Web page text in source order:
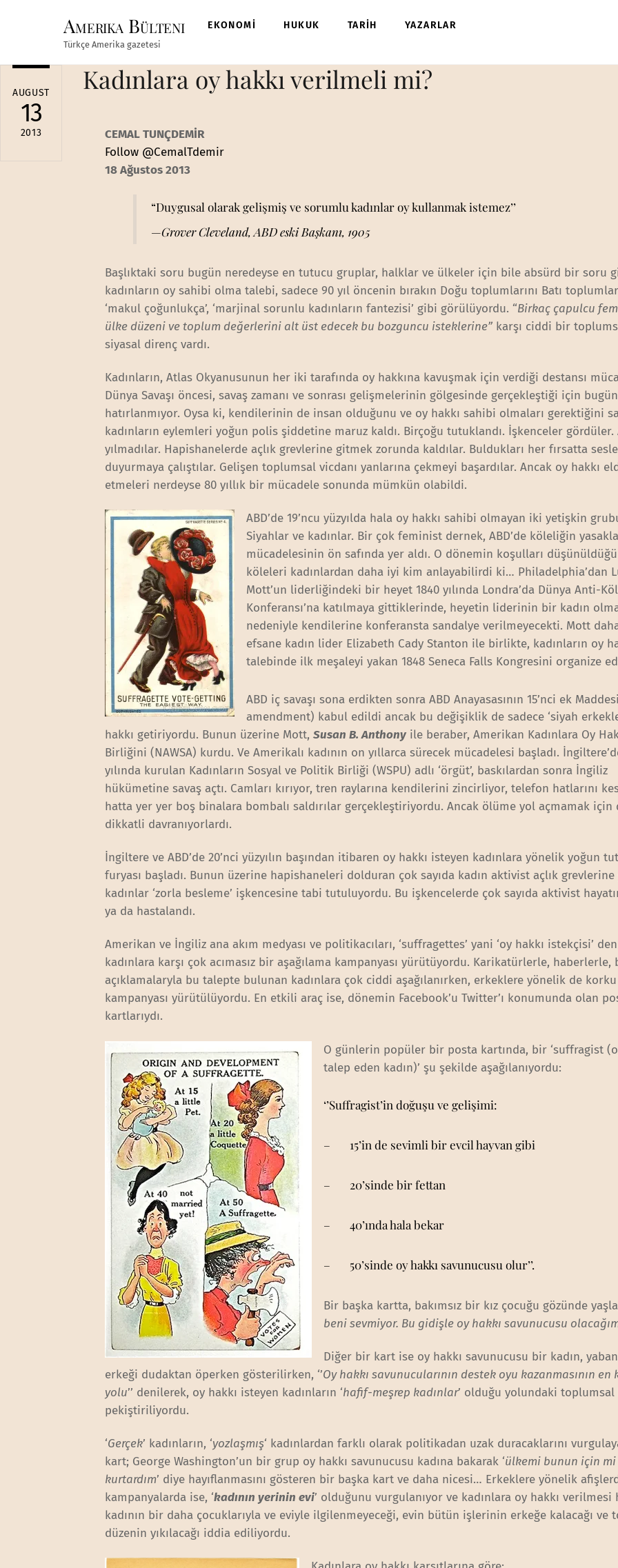
Amerika Bülteni
Türkçe Amerika gazetesi
EKONOMİ HUKUK TARİH YAZARLAR
AUGUST
13
2013
Kadınlara oy hakkı verilmeli mi?
CEMAL TUNÇDEMİR
Follow @CemalTdemir
18 Ağustos 2013
“Duygusal olarak gelişmiş ve sorumlu kadınlar oy kullanmak istemez’’
—Grover Cleveland, ABD eski Başkanı, 1905
Başlıktaki soru bugün neredeyse en tutucu gruplar, halklar ve ülkeler için bile absürd bir soru
kadınların oy sahibi olma talebi, sadece 90 yıl öncenin bırakın Doğu toplumlarını Batı
‘makul çoğunlukça’, ‘marjinal sorunlu kadınların fantezisi’ gibi görülüyordu. “Birkaç çapulcu
ülke düzeni ve toplum değerlerini alt üst edecek bu bozguncu isteklerine” karşı ciddi bir
siyasal direnç vardı.
Kadınların, Atlas Okyanusunun her iki tarafında oy hakkına kavuşmak için verdiği destansı
Dünya Savaşı öncesi, savaş zamanı ve sonrası gelişmelerinin gölgesinde gerçekleştiği için
hatırlanmıyor. Oysa ki, kendilerinin de insan olduğunu ve oy hakkı sahibi olmaları gerektiğini
kadınların eylemleri yoğun polis şiddetine maruz kaldı. Birçoğu tutuklandı. İşkenceler gördüler.
yılmadılar. Hapishanelerde açlık grevlerine gitmek zorunda kaldılar. Buldukları her fırsatta
duyurmaya çalıştılar. Gelişen toplumsal vicdanı yanlarına çekmeyi başardılar. Ancak oy hakkı
etmeleri nerdeyse 80 yıllık bir mücadele sonunda mümkün olabildi.
ABD’de 19’ncu yüzyılda hala oy hakkı sahibi olmayan iki yetişkin
Siyahlar ve kadınlar. Bir çok feminist dernek, ABD’de köleliğin
mücadelesinin ön safında yer aldı. O dönemin koşulları
köleleri kadınlardan daha iyi kim anlayabilirdi ki… Philadelphia’dan
Mott’un liderliğindeki bir heyet 1840 yılında Londra’da Dünya Anti-
Konferansı’na katılmaya gittiklerinde, heyetin liderinin bir kadın
nedeniyle kendilerine konferansta sandalye verilmeyecekti. Mott
efsane kadın lider Elizabeth Cady Stanton ile birlikte, kadınların oy
talebinde ilk meşaleyi yakan 1848 Seneca Falls Kongresini organize
ABD iç savaşı sona erdikten sonra ABD Anayasasının 15’nci ek
amendment) kabul edildi ancak bu değişiklik de sadece ‘siyah
hakkı getiriyordu. Bunun üzerine Mott,Susan B. Anthony ile beraber, Amerikan Kadınlara Oy
Birliğini (NAWSA) kurdu. Ve Amerikalı kadının on yıllarca sürecek mücadelesi başladı.
yılında kurulan Kadınların Sosyal ve Politik Birliği (WSPU) adlı ‘örgüt’, baskılardan sonra İngiliz
hükümetine savaş açtı. Camları kırıyor, tren raylarına kendilerini zincirliyor, telefon hatlarını
hatta yer yer boş binalara bombalı saldırılar gerçekleştiriyordu. Ancak ölüme yol açmamak için
dikkatli davranıyorlardı.
İngiltere ve ABD’de 20’nci yüzyılın başından itibaren oy hakkı isteyen kadınlara yönelik yoğun
furyası başladı. Bunun üzerine hapishaneleri dolduran çok sayıda kadın aktivist açlık
kadınlar ‘zorla besleme’ işkencesine tabi tutuluyordu. Bu işkencelerde çok sayıda aktivist
ya da hastalandı.
Amerikan ve İngiliz ana akım medyası ve politikacıları, ‘suffragettes’ yani ‘oy hakkı istekçisi’
kadınlara karşı çok acımasız bir aşağılama kampanyası yürütüyordu. Karikatürlerle, haberlerle,
açıklamalaryla bu talepte bulunan kadınlara çok ciddi aşağılanırken, erkeklere yönelik de korku
kampanyası yürütülüyordu. En etkili araç ise, dönemin Facebook’u Twitter’ı konumunda olan
kartlarıydı.
O günlerin popüler bir posta kartında, bir ‘suffragist
talep eden kadın)’ şu şekilde aşağılanıyordu:
‘’Suffragist’in doğuşu ve gelişimi:
– 15’in de sevimli bir evcil hayvan gibi
– 20’sinde bir fettan
– 40’ında hala bekar
– 50’sinde oy hakkı savunucusu olur’’.
Bir başka kartta, bakımsız bir kız çocuğu gözünde
beni sevmiyor. Bu gidişle oy hakkı savunucusu
Diğer bir kart ise oy hakkı savunucusu bir kadın,
erkeği dudaktan öperken gösterilirken, ‘’Oy hakkı savunucularının destek oyu kazanmasının en
yolu’’ denilerek, oy hakkı isteyen kadınların ‘hafif-meşrep kadınlar’ olduğu yolundaki toplumsal
pekiştiriliyordu.
‘Gerçek’ kadınların, ‘yozlaşmış‘ kadınlardan farklı olarak politikadan uzak duracaklarını
kart; George Washington’un bir grup oy hakkı savunucusu kadına bakarak ‘ülkemi bunun için mi
kurtardım’ diye hayıflanmasını gösteren bir başka kart ve daha nicesi… Erkeklere yönelik
kampanyalarda ise, ‘kadının yerinin evi’ olduğunu vurgulanıyor ve kadınlara oy hakkı verilmesi
kadının bir daha çocuklarıyla ve eviyle ilgilenmeyeceği, evin bütün işlerinin erkeğe kalacağı ve
düzenin yıkılacağı iddia ediliyordu.